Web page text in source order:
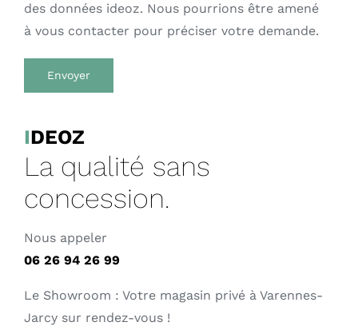
des données ideoz. Nous pourrions être amené
à vous contacter pour préciser votre demande.
IDEOZ
La qualité sans
concession.
Nous appeler
06 26 94 26 99
Le Showroom : Votre magasin privé à Varennes-
Jarcy sur rendez-vous !